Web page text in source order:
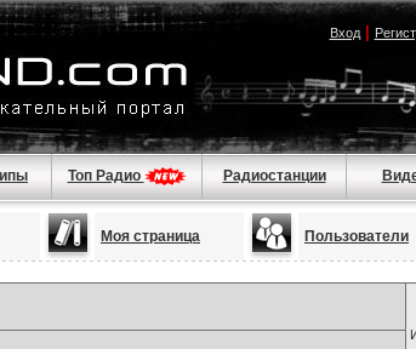
Вход|
Топ Радио Радиостанции
Моя страница Пользователи